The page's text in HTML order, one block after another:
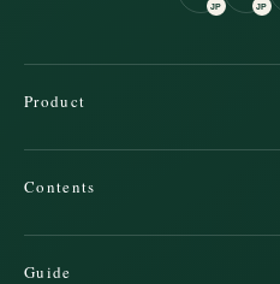
JP JP
Product
Contents
Guide